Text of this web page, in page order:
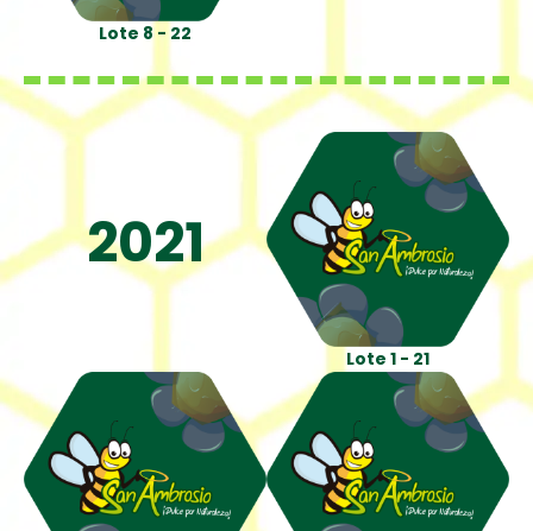
Lote 8 - 22
2021
Lote 1 - 21